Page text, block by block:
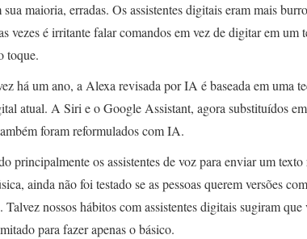
maioria, erradas. Os assistentes digitais eram mais
vezes é irritante falar comandos em vez de digitar em um
toque.
há um ano, a Alexa revisada por IA é baseada em uma
atual. A Siri e o Google Assistant, agora substituídos
foram reformulados com IA.
principalmente os assistentes de voz para enviar um
ainda não foi testado se as pessoas querem versões
nossos hábitos com assistentes digitais sugiram que
para fazer apenas o básico.